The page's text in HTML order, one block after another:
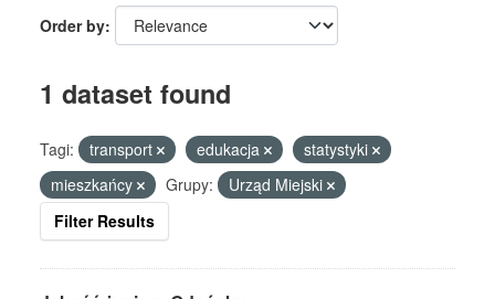
Order by
1 dataset found
Tagi: transport edukacja
statystyki
mieszkańcy
Grupy:
Urząd Miejski
Filter Results